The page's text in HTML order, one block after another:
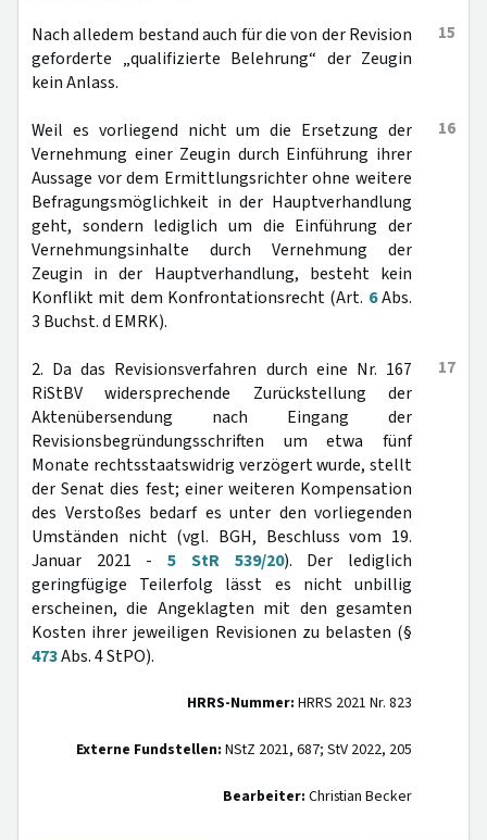
15
Nach alledem bestand auch für die von der Revision
geforderte „qualifizierte Belehrung“ der Zeugin
kein Anlass.
16
Weil es vorliegend nicht um die Ersetzung der
Vernehmung einer Zeugin durch Einführung ihrer
Aussage vor dem Ermittlungsrichter ohne weitere
Befragungsmöglichkeit in der Hauptverhandlung
geht, sondern lediglich um die Einführung der
Vernehmungsinhalte durch Vernehmung der
Zeugin in der Hauptverhandlung, besteht kein
Konflikt mit dem Konfrontationsrecht (Art. 6Abs.
3 Buchst. d EMRK).
17
2. Da das Revisionsverfahren durch eine Nr. 167
RiStBV widersprechende Zurückstellung der
Aktenübersendung nach Eingang der
Revisionsbegründungsschriften um etwa fünf
Monate rechtsstaatswidrig verzögert wurde, stellt
der Senat dies fest; einer weiteren Kompensation
des Verstoßes bedarf es unter den vorliegenden
Umständen nicht (vgl. BGH, Beschluss vom 19.
Januar 2021 -5 StR 539/20). Der lediglich
geringfügige Teilerfolg lässt es nicht unbillig
erscheinen, die Angeklagten mit den gesamten
Kosten ihrer jeweiligen Revisionen zu belasten (§
473Abs. 4 StPO).
HRRS-Nummer: HRRS 2021 Nr. 823
Externe Fundstellen: NStZ 2021, 687; StV 2022, 205
Bearbeiter: Christian Becker